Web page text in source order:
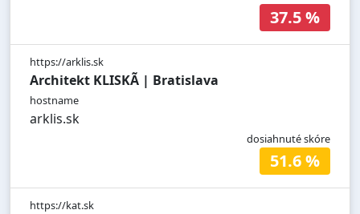
37.5 %
https://arklis.sk
Architekt KLISKÃ | Bratislava
hostname
arklis.sk
dosiahnuté skóre
51.6 %
https://kat.sk